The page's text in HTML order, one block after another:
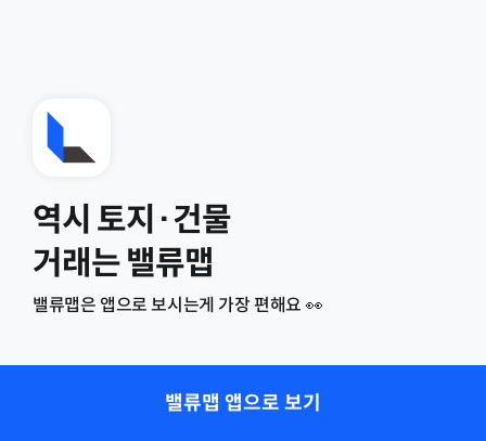
역시 토지·건물
거래는 밸류맵
밸류맵은 앱으로 보시는게 가장 편해요 👀
밸류맵 앱으로 보기